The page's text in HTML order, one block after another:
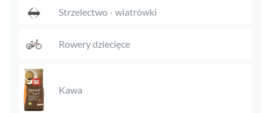
Strzelectwo - wiatrówki
Rowery dziecięce
Kawa